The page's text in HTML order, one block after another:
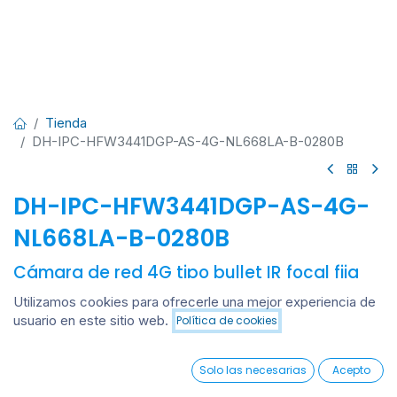
Añadir al carrito
0
Wishlist Account
Tienda
DH-IPC-HFW3441DGP-AS-4G-NL668LA-B-0280B
DH-IPC-HFW3441DGP-AS-4G-
NL668LA-B-0280B
Cámara de red 4G tipo bullet IR focal fija
de 4MP con tecnología WizSense
Cámara Bullet IP WizSense 4MP (2560 × 1440) /
Vehículos) / Defensa Activa (Luz y Audio) / Lente fija 2.8
Utilizamos cookies para ofrecerle una mejor experiencia de
usuario en este sitio web. Política de cookies
Solo las necesarias Acepto